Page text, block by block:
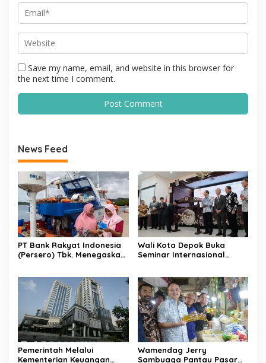
Save my name, email, and website in this browser for
the next time I comment.
News Feed
PT Bank Rakyat Indonesia
(Persero) Tbk. Menegaskan
(RBB) Di Tahun 2026
Wali Kota Depok Buka
Seminar Internasional
Pemerintah Melalui
Kementerian Keuangan
Wamendag Jerry
Sambuaga Pantau Pasar